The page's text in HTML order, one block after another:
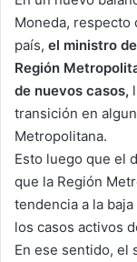
Moneda, respecto
país, el ministro
Región
de nuevos casos,
transición en
Metropolitana.
Esto luego que el
que la Región
tendencia a la
los casos activos
En ese sentido, el